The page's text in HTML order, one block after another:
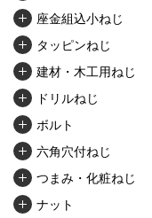
座金組込小ねじ
タッピンねじ
建材・木工用ねじ
ドリルねじ
ボルト
六角穴付ねじ
つまみ・化粧ねじ
ナット